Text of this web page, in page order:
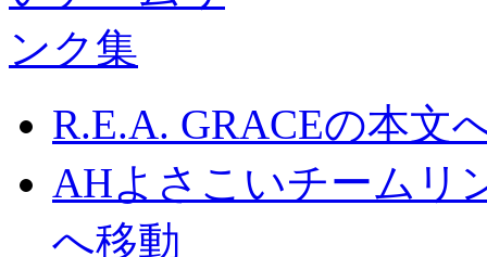
R.E.A. GRACEの本文
AHよさこいチームリ
へ移動